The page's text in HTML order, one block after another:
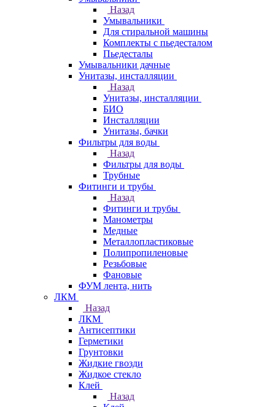
Назад
Умывальники
Для стиральной машины
Комплекты с пьедесталом
Пьедесталы
Умывальники дачные
Унитазы, инсталляции
Назад
Унитазы, инсталляции
БИО
Инсталляции
Унитазы, бачки
Фильтры для воды
Назад
Фильтры для воды
Трубные
Фитинги и трубы
Назад
Фитинги и трубы
Манометры
Медные
Металлопластиковые
Полипропиленовые
Резьбовые
Фановые
ФУМ лента, нить
ЛКМ
Назад
ЛКМ
Антисептики
Герметики
Грунтовки
Жидкие гвозди
Жидкое стекло
Клей
Назад